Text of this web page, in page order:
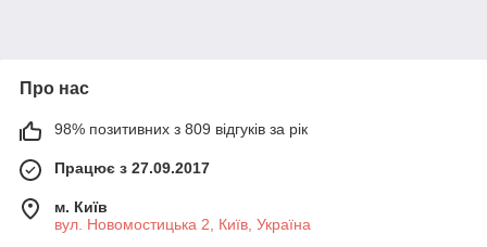
Про нас
98% позитивних з 809 відгуків за рік
Працює з 27.09.2017
м. Київ
вул. Новомостицька 2, Київ, Україна